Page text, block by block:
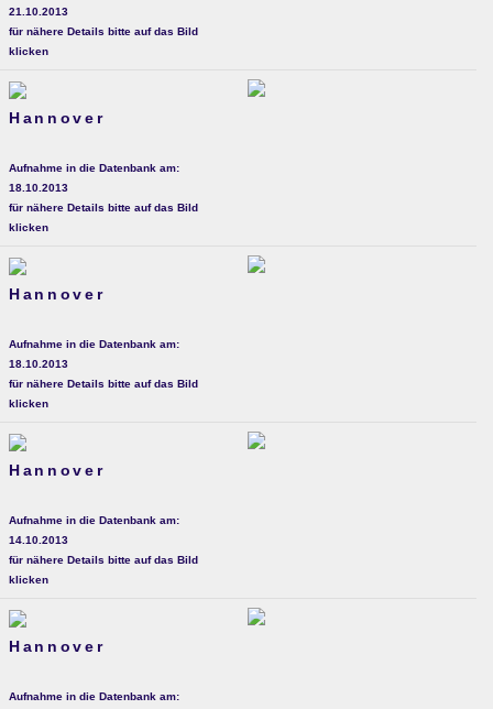
21.10.2013
für nähere Details bitte auf das Bild
klicken
Hannover
Aufnahme in die Datenbank am:
18.10.2013
für nähere Details bitte auf das Bild
klicken
Hannover
Aufnahme in die Datenbank am:
18.10.2013
für nähere Details bitte auf das Bild
klicken
Hannover
Aufnahme in die Datenbank am:
14.10.2013
für nähere Details bitte auf das Bild
klicken
Hannover
Aufnahme in die Datenbank am: